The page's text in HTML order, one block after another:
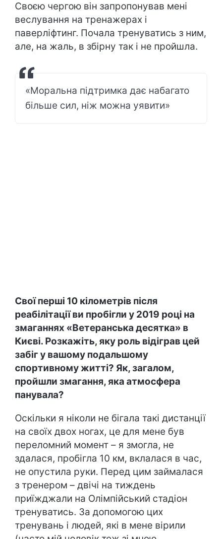
Своєю чергою він запропонував мені
веслування на тренажерах і
паверліфтинг. Почала тренуватись з ним,
але, на жаль, в збірну так і не пройшла.
«Моральна підтримка дає набагато
більше сил, ніж можна уявити»
Свої перші 10 кілометрів після
реабілітації ви пробігли у 2019 році на
змаганнях «Ветеранська десятка» в
Києві. Розкажіть, яку роль відіграв цей
забіг у вашому подальшому
спортивному житті? Як, загалом,
пройшли змагання, яка атмосфера
панувала?
Оскільки я ніколи не бігала такі дистанції
на своїх двох ногах, це для мене був
переломний момент – я змогла, не
здалася, пробігла 10 км, вклалася в час,
не опустила руки. Перед цим займалася
з тренером – двічі на тиждень
приїжджали на Олімпійський стадіон
тренуватись. За допомогою цих
тренувань і людей, які в мене вірили